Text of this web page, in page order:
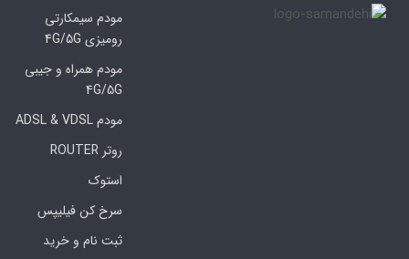
مودم سیمکارتی
رومیزی 4G/5G
مودم همراه و جیبی
4G/5G
مودم ADSL & VDSL
روتر ROUTER
استوک
سرخ کن فیلیپس
ثبت نام و خرید